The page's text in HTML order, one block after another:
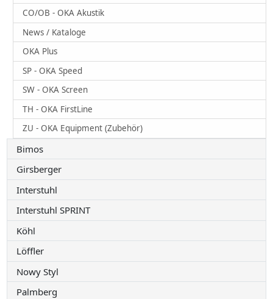
CO/OB - OKA Akustik
News / Kataloge
OKA Plus
SP - OKA Speed
SW - OKA Screen
TH - OKA FirstLine
ZU - OKA Equipment (Zubehör)
Bimos
Girsberger
Interstuhl
Interstuhl SPRINT
Köhl
Löffler
Nowy Styl
Palmberg